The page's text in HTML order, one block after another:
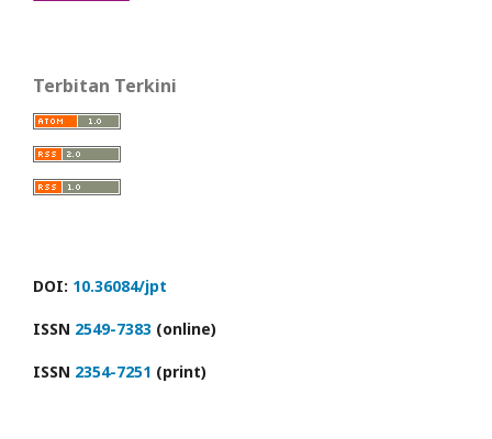
Terbitan Terkini
DOI: 10.36084/jpt
ISSN 2549-7383 (online)
ISSN 2354-7251 (print)